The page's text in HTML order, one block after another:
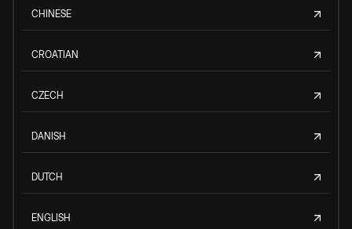
CHINESE
CROATIAN
CZECH
DANISH
DUTCH
ENGLISH